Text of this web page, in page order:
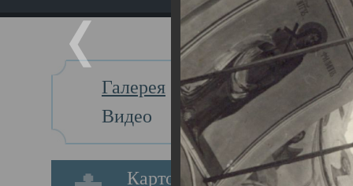
Галерея
Видео
Картотека
Главная